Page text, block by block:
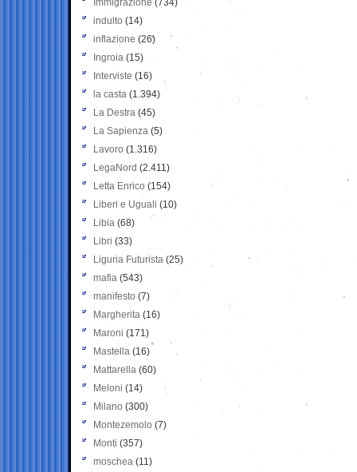
Immigrazione (734)
indulto (14)
inflazione (26)
Ingroia (15)
Interviste (16)
la casta (1.394)
La Destra (45)
La Sapienza (5)
Lavoro (1.316)
LegaNord (2.411)
Letta Enrico (154)
Liberi e Uguali (10)
Libia (68)
Libri (33)
Liguria Futurista (25)
mafia (543)
manifesto (7)
Margherita (16)
Maroni (171)
Mastella (16)
Mattarella (60)
Meloni (14)
Milano (300)
Montezemolo (7)
Monti (357)
moschea (11)